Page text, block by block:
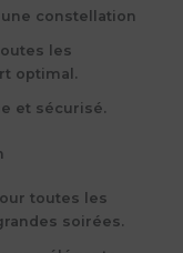
constellation
les
optimal.
et sécurisé.
toutes les
soirées.